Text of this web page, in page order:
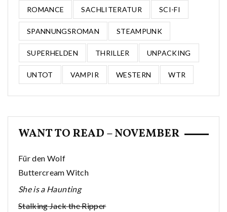
ROMANCE SACHLITERATUR SCI-FI
SPANNUNGSROMAN STEAMPUNK
SUPERHELDEN THRILLER UNPACKING
UNTOT VAMPIR WESTERN WTR
WANT TO READ – NOVEMBER
Für den Wolf
Buttercream Witch
She is a Haunting
Stalking Jack the Ripper